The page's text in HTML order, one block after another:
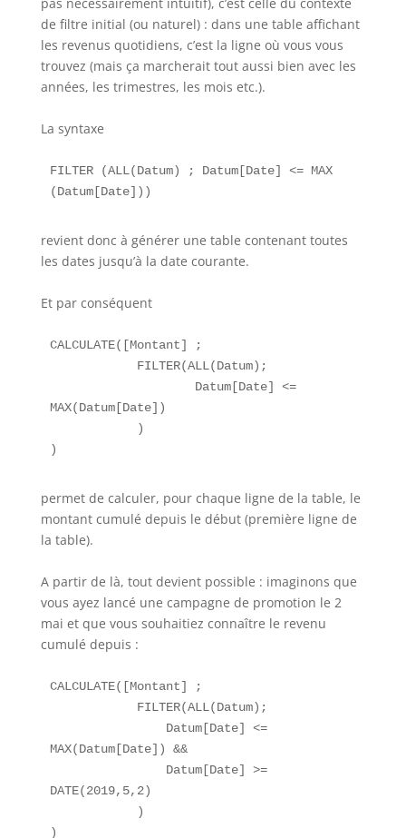
de filtre initial (ou naturel) : dans une table affichant
les revenus quotidiens, c’est la ligne où vous vous
trouvez (mais ça marcherait tout aussi bien avec les
années, les trimestres, les mois etc.).
La syntaxe
FILTER (ALL(Datum) ; Datum[Date] <= MAX
(Datum[Date]))
revient donc à générer une table contenant toutes
les dates jusqu’à la date courante.
Et par conséquent
CALCULATE([Montant] ;
MAX(Datum[Date])
permet de calculer, pour chaque ligne de la table, le
montant cumulé depuis le début (première ligne de
la table).
A partir de là, tout devient possible : imaginons que
vous ayez lancé une campagne de promotion le 2
mai et que vous souhaitiez connaître le revenu
cumulé depuis :
CALCULATE([Montant] ;
MAX(Datum[Date]) &&
DATE(2019,5,2)